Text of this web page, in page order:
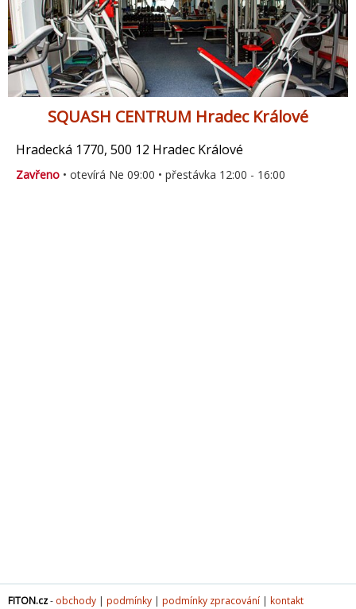
SQUASH CENTRUM Hradec Králové
Hradecká 1770, 500 12 Hradec Králové
Zavřeno • otevírá Ne 09:00 • přestávka 12:00 - 16:00
FITON.cz- obchody | podmínky | podmínky zpracování | kontakt